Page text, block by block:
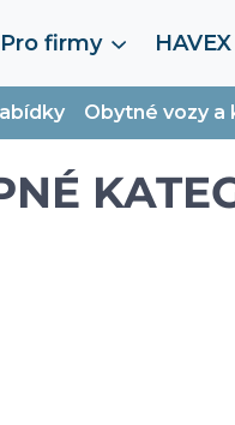
Pro firmy
Obytné vozy a